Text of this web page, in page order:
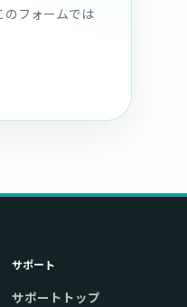
のフォームでは
サポート
サポートトップ